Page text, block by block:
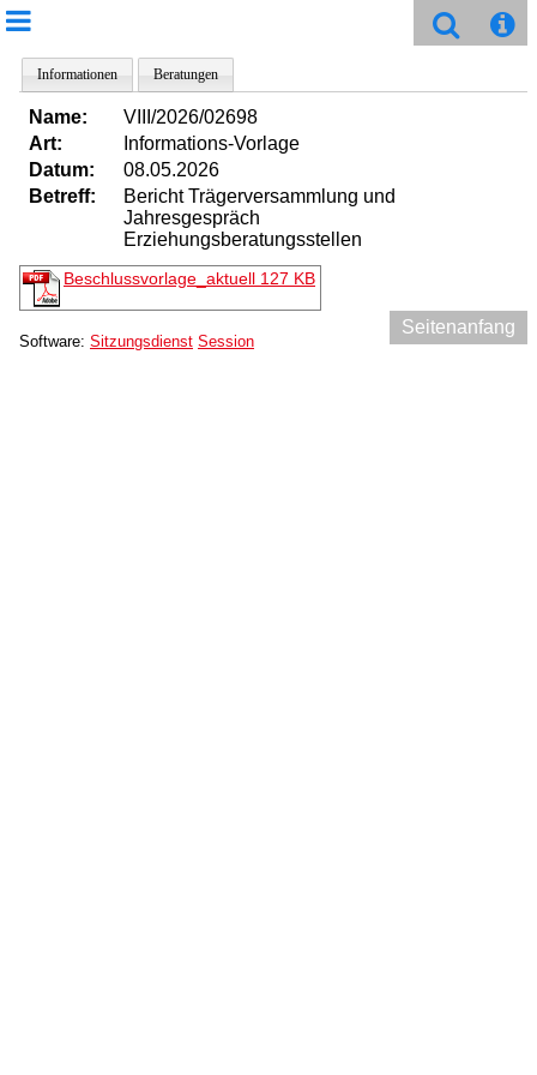
Informationen Beratungen
Name:
VIII/2026/02698
Art:
Informations-Vorlage
Datum:
08.05.2026
Betreff:
Bericht Trägerversammlung und
Jahresgespräch
Erziehungsberatungsstellen
Beschlussvorlage_aktuell 127 KB
Seitenanfang
Software: Sitzungsdienst Session